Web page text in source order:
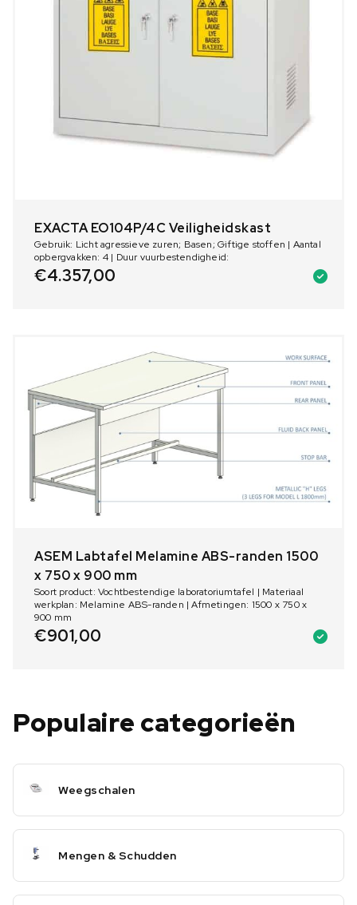
EXACTA EO104P/4C Veiligheidskast
Gebruik: Licht agressieve zuren; Basen; Giftige stoffen | Aantal
opbergvakken: 4 | Duur vuurbestendigheid:
€4.357,00
ASEM Labtafel Melamine ABS-randen 1500
x 750 x 900 mm
Soort product: Vochtbestendige laboratoriumtafel | Materiaal
werkplan: Melamine ABS-randen | Afmetingen: 1500 x 750 x
900 mm
€901,00
Populaire categorieën
Weegschalen
Mengen & Schudden